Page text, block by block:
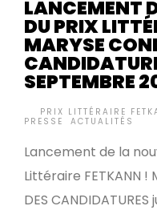
LANCEMENT
DU PRIX
MARYSE
SEPTEMBRE
PRIX LITTÉRAIRE
PRESSE
ACTUALITÉS
Lancement de la
Littéraire FETKANN !
DES